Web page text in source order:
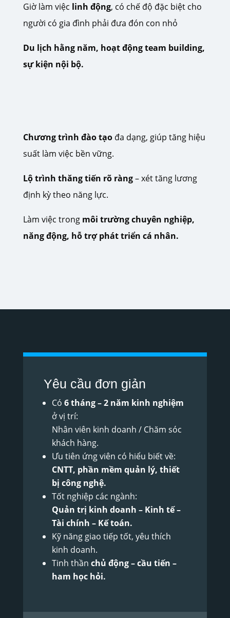
Giờ làm việc linh động, có chế độ đặc biệt cho
người có gia đình phải đưa đón con nhỏ
Du lịch hằng năm, hoạt động team building,
sự kiện nội bộ.
Chương trình đào tạođa dạng, giúp tăng hiệu
suất làm việc bền vững.
Lộ trình thăng tiến rõ ràng– xét tăng lương
định kỳ theo năng lực.
Làm việc trong môi trường chuyên nghiệp,
năng động, hỗ trợ phát triển cá nhân.
Yêu cầu đơn giản
Có 6 tháng – 2 năm kinh nghiệm
ở vị trí:
Nhân viên kinh doanh / Chăm sóc
khách hàng.
Ưu tiên ứng viên có hiểu biết về:
CNTT, phần mềm quản lý, thiết
bị công nghệ.
Tốt nghiệp các ngành:
Quản trị kinh doanh – Kinh tế –
Tài chính – Kế toán.
Kỹ năng giao tiếp tốt, yêu thích
kinh doanh.
Tinh thần chủ động – cầu tiến –
ham học hỏi.